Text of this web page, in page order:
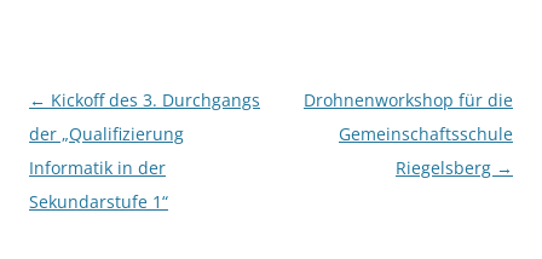
Beitragsnavigation
← Kickoff des 3. Durchgangs
der „Qualifizierung
Informatik in der
Sekundarstufe 1“
Drohnenworkshop für die
Gemeinschaftsschule
Riegelsberg →